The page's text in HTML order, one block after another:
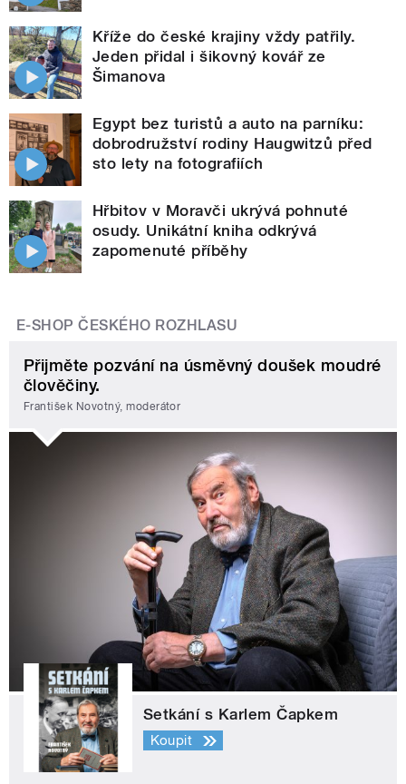
Kříže do české krajiny vždy patřily.
Jeden přidal i šikovný kovář ze
Šimanova
Egypt bez turistů a auto na parníku:
dobrodružství rodiny Haugwitzů před
sto lety na fotografiích
Hřbitov v Moravči ukrývá pohnuté
osudy. Unikátní kniha odkrývá
zapomenuté příběhy
E-SHOP ČESKÉHO ROZHLASU
Přijměte pozvání na úsměvný doušek moudré
člověčiny.
František Novotný, moderátor
Setkání s Karlem Čapkem
Koupit